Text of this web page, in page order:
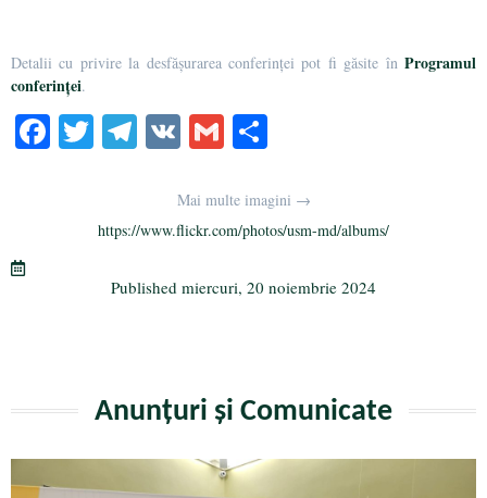
Detalii cu privire la desfășurarea conferinței pot fi găsite în Programul
conferinței.
Fa T
r
Te
a
m
V G
ailaj
ea
ză
Mai multe imagini →
https://www.flickr.com/photos/usm-md/albums/
Published miercuri, 20 noiembrie 2024
Anunțuri și Comunicate